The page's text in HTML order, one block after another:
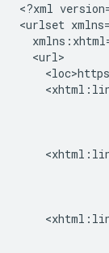
<?xml
<urlset
  <url>